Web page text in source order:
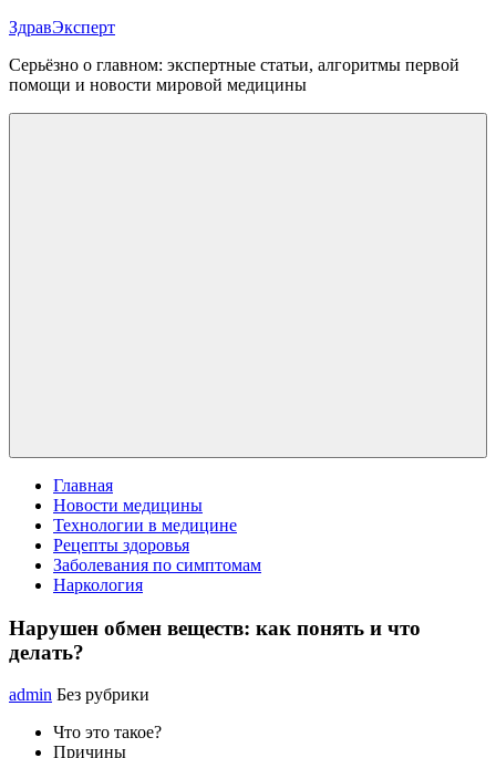
Перейти
содержимому
ЗдравЭксперт
Серьёзно о главном: экспертные статьи, алгоритмы первой
помощи и новости мировой медицины
Главная
Новости медицины
Технологии в медицине
Рецепты здоровья
Заболевания по симптомам
Наркология
Нарушен обмен веществ: как понять и что
делать?
admin Без рубрики
Что это такое?
Причины